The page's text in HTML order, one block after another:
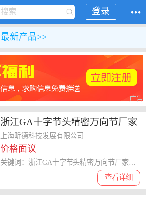
登录
最新产品>>
广告
浙江GA十字节头精密万向节厂家
有哪些 上海市昕德科技供应
上海昕德科技发展有限公司
价格面议
查看详细